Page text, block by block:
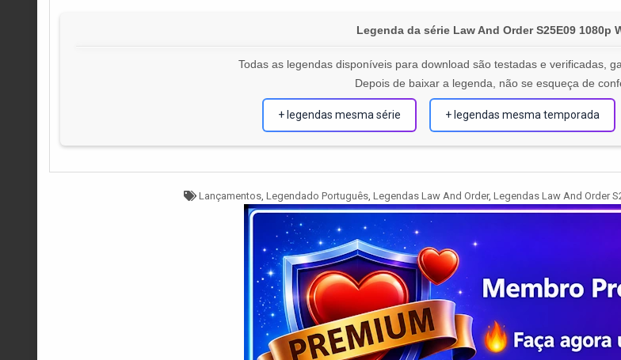
Legenda da série Law And Order S25E09 1080p
Todas as legendas disponíveis para download são testadas e verificadas,
Depois de baixar a legenda, não se esqueça de
+ legendas mesma série + legendas mesma temporada
Tagged
Lançamentos, Legendado Português, Legendas Law And Order, Legendas Law And Order